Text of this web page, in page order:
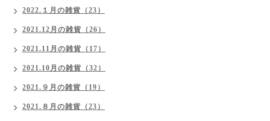
2022.１月の雑貨（23）
2021.12月の雑貨（26）
2021.11月の雑貨（17）
2021.10月の雑貨（32）
2021.９月の雑貨（19）
2021.８月の雑貨（23）